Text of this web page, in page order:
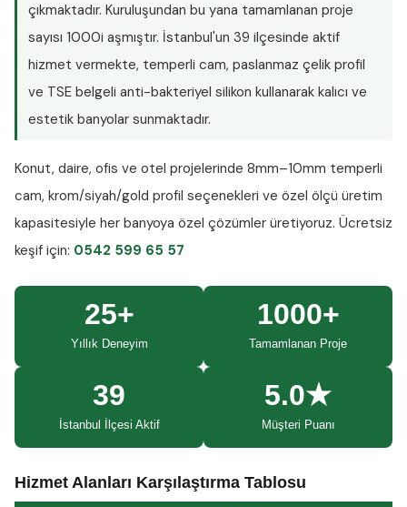
çıkmaktadır. Kuruluşundan bu yana tamamlanan proje
sayısı 1000i aşmıştır. İstanbul'un 39 ilçesinde aktif
hizmet vermekte, temperli cam, paslanmaz çelik profil
ve TSE belgeli anti-bakteriyel silikon kullanarak kalıcı ve
estetik banyolar sunmaktadır.
Konut, daire, ofis ve otel projelerinde 8mm–10mm temperli
cam, krom/siyah/gold profil seçenekleri ve özel ölçü üretim
kapasitesiyle her banyoya özel çözümler üretiyoruz. Ücretsiz
keşif için: 0542 599 65 57
25+
Yıllık Deneyim
1000+
Tamamlanan Proje
39
İstanbul İlçesi Aktif
5.0★
Müşteri Puanı
Hizmet Alanları Karşılaştırma Tablosu